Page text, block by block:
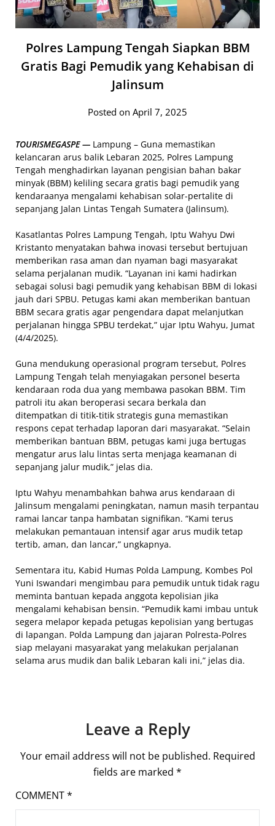
Polres Lampung Tengah Siapkan BBM
Gratis Bagi Pemudik yang Kehabisan di
Jalinsum
Posted on April 7, 2025
TOURISMEGASPE — Lampung – Guna memastikan
kelancaran arus balik Lebaran 2025, Polres Lampung
Tengah menghadirkan layanan pengisian bahan bakar
minyak (BBM) keliling secara gratis bagi pemudik yang
kendaraanya mengalami kehabisan solar-pertalite di
sepanjang Jalan Lintas Tengah Sumatera (Jalinsum).
Kasatlantas Polres Lampung Tengah, Iptu Wahyu Dwi
Kristanto menyatakan bahwa inovasi tersebut bertujuan
memberikan rasa aman dan nyaman bagi masyarakat
selama perjalanan mudik. “Layanan ini kami hadirkan
sebagai solusi bagi pemudik yang kehabisan BBM di lokasi
jauh dari SPBU. Petugas kami akan memberikan bantuan
BBM secara gratis agar pengendara dapat melanjutkan
perjalanan hingga SPBU terdekat,” ujar Iptu Wahyu, Jumat
(4/4/2025).
Guna mendukung operasional program tersebut, Polres
Lampung Tengah telah menyiagakan personel beserta
kendaraan roda dua yang membawa pasokan BBM. Tim
patroli itu akan beroperasi secara berkala dan
ditempatkan di titik-titik strategis guna memastikan
respons cepat terhadap laporan dari masyarakat. “Selain
memberikan bantuan BBM, petugas kami juga bertugas
mengatur arus lalu lintas serta menjaga keamanan di
sepanjang jalur mudik,” jelas dia.
Iptu Wahyu menambahkan bahwa arus kendaraan di
Jalinsum mengalami peningkatan, namun masih terpantau
ramai lancar tanpa hambatan signifikan. “Kami terus
melakukan pemantauan intensif agar arus mudik tetap
tertib, aman, dan lancar,” ungkapnya.
Sementara itu, Kabid Humas Polda Lampung, Kombes Pol
Yuni Iswandari mengimbau para pemudik untuk tidak ragu
meminta bantuan kepada anggota kepolisian jika
mengalami kehabisan bensin. “Pemudik kami imbau untuk
segera melapor kepada petugas kepolisian yang bertugas
di lapangan. Polda Lampung dan jajaran Polresta-Polres
siap melayani masyarakat yang melakukan perjalanan
selama arus mudik dan balik Lebaran kali ini,” jelas dia.
Leave a Reply
Your email address will not be published. Required
fields are marked *
COMMENT*